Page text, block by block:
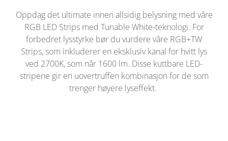
Oppdag det ultimate innen allsidig belysning med våre
RGB LED Strips med Tunable White-teknologi. For
forbedret lysstyrke bør du vurdere våre RGB+TW
Strips, som inkluderer en eksklusiv kanal for hvitt lys
ved 2700K, som når 1600 lm. Disse kuttbare LED-
stripene gir en uovertruffen kombinasjon for de som
trenger høyere lyseffekt.